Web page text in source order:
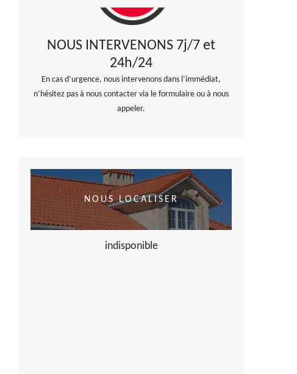
NOUS INTERVENONS 7j/7 et
24h/24
En cas d’urgence, nous intervenons dans l’immédiat,
n’hésitez pas à nous contacter via le formulaire ou à nous
appeler.
NOUS LOCALISER
indisponible